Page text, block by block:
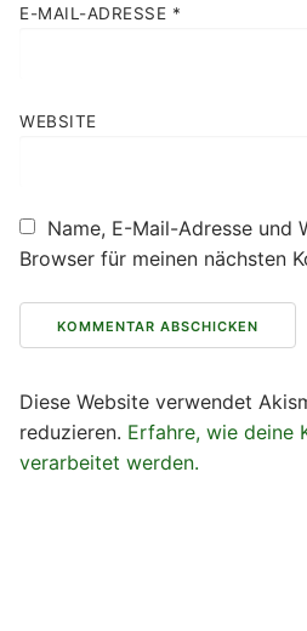
E-MAIL-ADRESSE *
WEBSITE
Name, E-Mail-Adresse und
Browser für meinen nächsten
Diese Website verwendet
reduzieren. Erfahre, wie deine
verarbeitet werden.